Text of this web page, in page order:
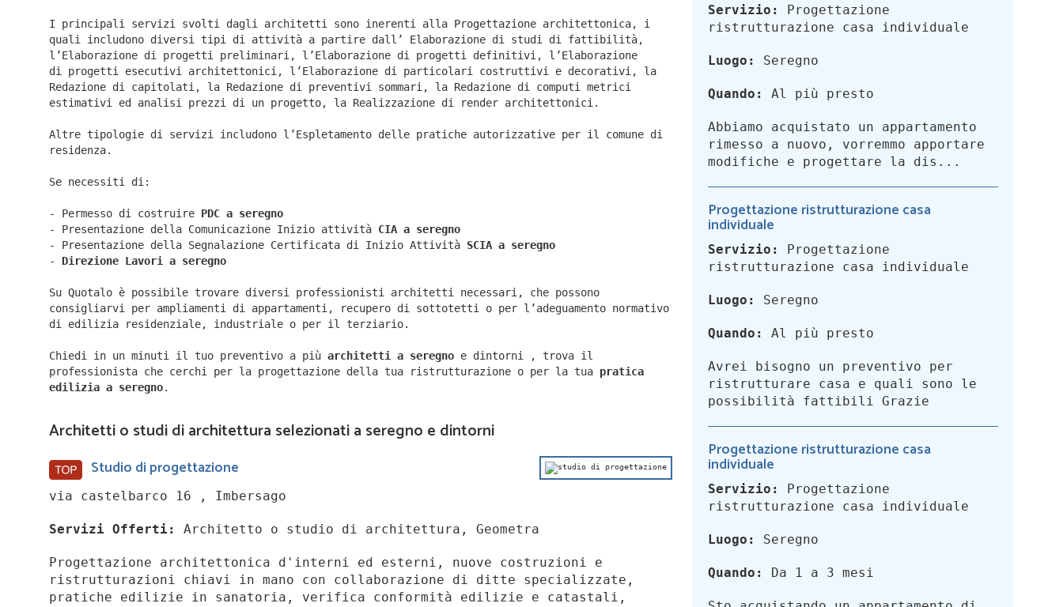
I principali servizi svolti dagli architetti sono inerenti alla Progettazione architettonica, i
quali includono diversi tipi di attività a partire dall’ Elaborazione di studi di fattibilità,
l’Elaborazione di progetti preliminari, l’Elaborazione di progetti definitivi, l’Elaborazione
di progetti esecutivi architettonici, l’Elaborazione di particolari costruttivi e decorativi, la
Redazione di capitolati, la Redazione di preventivi sommari, la Redazione di computi metrici
estimativi ed analisi prezzi di un progetto, la Realizzazione di render architettonici.
Altre tipologie di servizi includono l’Espletamento delle pratiche autorizzative per il comune di
residenza.
Se necessiti di:
- Permesso di costruire PDC a seregno
- Presentazione della Comunicazione Inizio attività CIA a seregno
- Presentazione della Segnalazione Certificata di Inizio Attività SCIA a seregno
- Direzione Lavori a seregno
Su Quotalo è possibile trovare diversi professionisti architetti necessari, che possono
consigliarvi per ampliamenti di appartamenti, recupero di sottotetti o per l’adeguamento normativo
di edilizia residenziale, industriale o per il terziario.
Chiedi in un minuti il tuo preventivo a più architetti a seregno e dintorni ,
trova il
professionista che cerchi per la progettazione della tua ristrutturazione o per la tua pratica
edilizia a seregno.
Architetti o studi di architettura selezionati a seregno e dintorni
Studio di progettazione
via castelbarco 16 , Imbersago
Servizi Offerti: Architetto o studio di architettura, Geometra
Progettazione architettonica d'interni ed esterni, nuove costruzioni e
ristrutturazioni chiavi in mano con collaborazione di ditte specializzate,
pratiche edilizie in sanatoria, verifica conformità edilizie e catastali,
Servizio:
Progettazione
ristrutturazione casa individuale
Luogo: Seregno
Quando: Al più presto
Abbiamo acquistato un appartamento
rimesso a nuovo, vorremmo apportare
modifiche e progettare la dis...
Progettazione ristrutturazione casa
individuale
Servizio:
Progettazione
ristrutturazione casa individuale
Luogo: Seregno
Quando: Al più presto
Avrei bisogno un preventivo per
ristrutturare casa e quali sono le
possibilità fattibili Grazie
Progettazione ristrutturazione casa
individuale
Servizio:
Progettazione
ristrutturazione casa individuale
Luogo: Seregno
Quando: Da 1 a 3 mesi